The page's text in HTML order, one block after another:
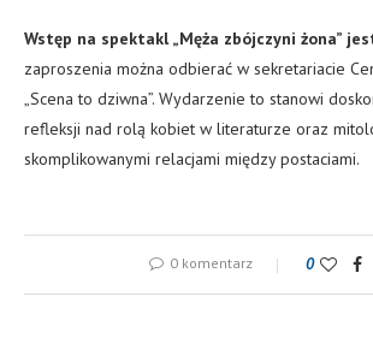
Wstęp na spektakl „Męża zbójczyni żona”
zaproszenia można odbierać w sekretariacie
„Scena to dziwna”. Wydarzenie to stanowi
refleksji nad rolą kobiet w literaturze oraz
skomplikowanymi relacjami między postaciami.
0 komentarz 0